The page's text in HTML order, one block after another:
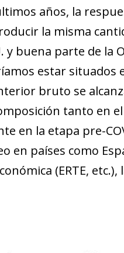
años, la
la misma
y buena parte de la
estar situados
bruto se
tanto en
en la etapa pre-
en países como
(ERTE,